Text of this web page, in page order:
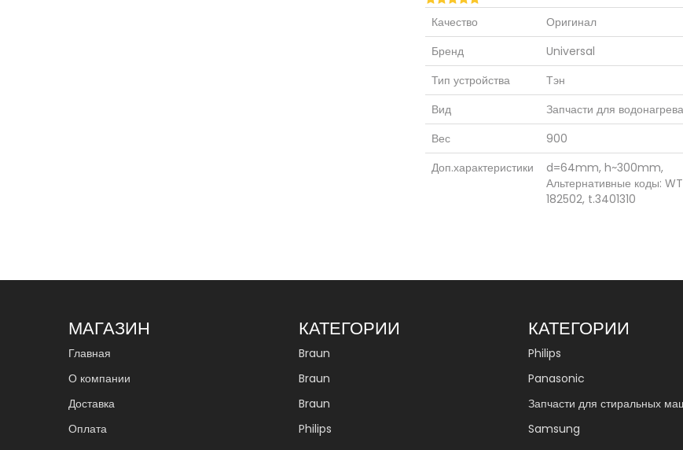
Качество
Оригинал
Бренд
Universal
Тип устройства
Тэн
Вид
Запчасти для
Вес
900
Доп.характеристики
d=64mm, h~300mm,
Альтернативные коды:
182502, t.3401310
МАГАЗИН
Главная
О компании
Доставка
Оплата
КАТЕГОРИИ
Braun
Braun
Braun
Philips
КАТЕГОРИИ
Philips
Panasonic
Запчасти для стиральных
Samsung